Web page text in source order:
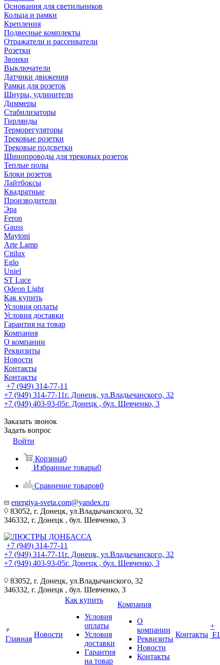
Основания для светильников
Кольца и рамки
Крепления
Подвесные комплекты
Отражатели и рассеиватели
Розетки
Звонки
Выключатели
Датчики движения
Рамки для розеток
Шнуры, удлинители
Диммеры
Стабилизаторы
Гирлянды
Терморегуляторы
Трековые розетки
Трековые подсветки
Шинопроводы для трековых розеток
Теплые полы
Блоки розеток
Лайтбоксы
Квадратные
Производители
Эра
Feron
Gauss
Maytoni
Arte Lamp
Citilux
Eglo
Uniel
ST Luce
Odeon Light
Как купить
Условия оплаты
Условия доставки
Гарантия на товар
Компания
О компании
Реквизиты
Новости
Контакты
Контакты
+7 (949) 314-77-11
+7 (949) 314-77-11г. Донецк, ул.Владычанского, 32
+7 (949) 403-93-05г. Донецк , бул. Шевченко, 3
Заказать звонок
Задать вопрос
Войти
Корзина0
Избранные товары0
Сравнение товаров0
energiya-sveta.com@yandex.ru
83052, г. Донецк, ул.Владычанского, 32
346332, г. Донецк , бул. Шевченко, 3
+7 (949) 314-77-11
+7 (949) 314-77-11г. Донецк, ул.Владычанского, 32
+7 (949) 403-93-05г. Донецк , бул. Шевченко, 3
83052, г. Донецк, ул.Владычанского, 32
346332, г. Донецк , бул. Шевченко, 3
Главная
Новости
Как купить
Условия
оплаты
Условия
доставки
Гарантия
на товар
Компания
О
компании
Реквизиты
Новости
Контакты
Контакты
+